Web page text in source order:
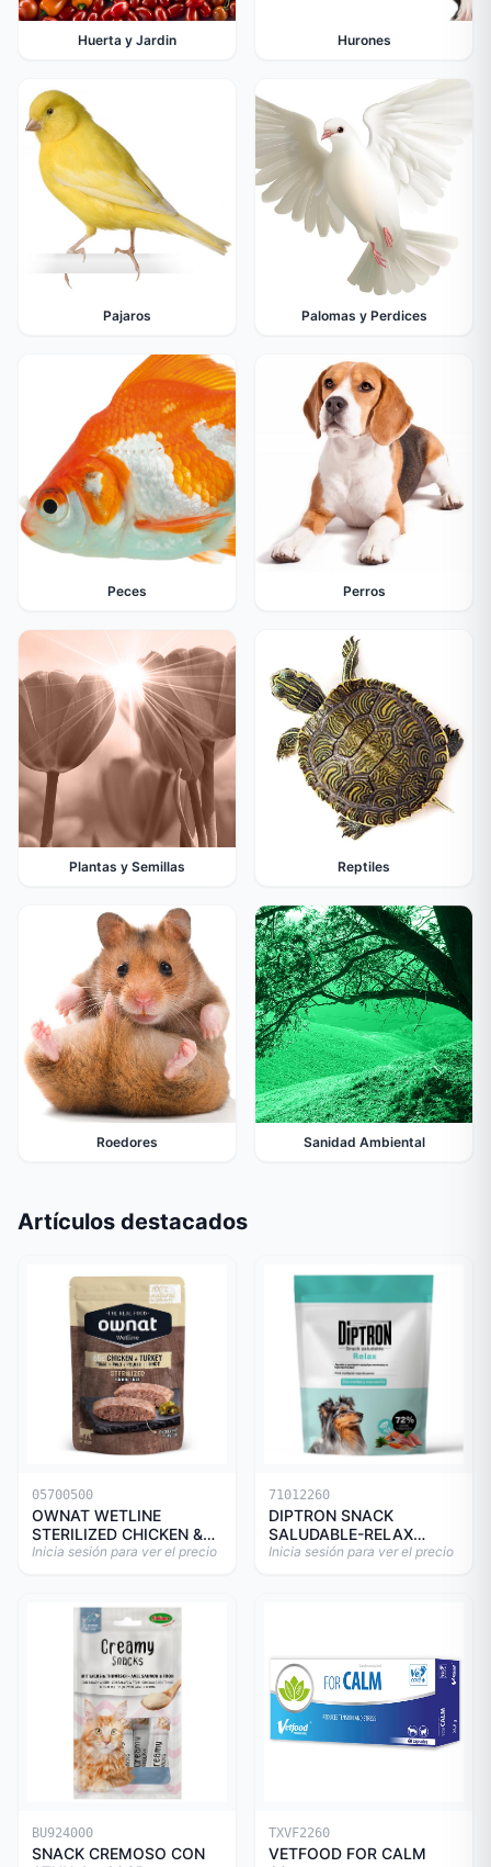
Huerta y Jardin Hurones
Pajaros Palomas y Perdices
Peces Perros
Plantas y Semillas Reptiles
Roedores Sanidad Ambiental
Artículos destacados
05700500
OWNAT WETLINE
STERILIZED CHICKEN &
TURKEY CAT 85gr
Inicia sesión para ver el precio
71012260
DIPTRON SNACK
SALUDABLE-RELAX
150GR
Inicia sesión para ver el precio
BU924000
SNACK CREMOSO CON
TXVF2260
VETFOOD FOR CALM